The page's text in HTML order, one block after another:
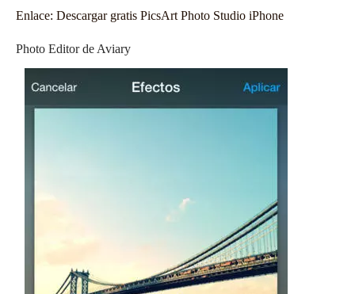
Enlace: Descargar gratis PicsArt Photo Studio iPhone
Photo Editor de Aviary